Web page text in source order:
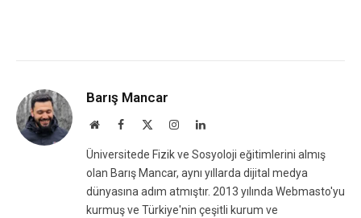
Barış Mancar
WebsiteFacebook InstagramLinkedIn
Üniversitede Fizik ve Sosyoloji eğitimlerini almış
olan Barış Mancar, aynı yıllarda dijital medya
dünyasına adım atmıştır. 2013 yılında Webmasto'yu
kurmuş ve Türkiye'nin çeşitli kurum ve